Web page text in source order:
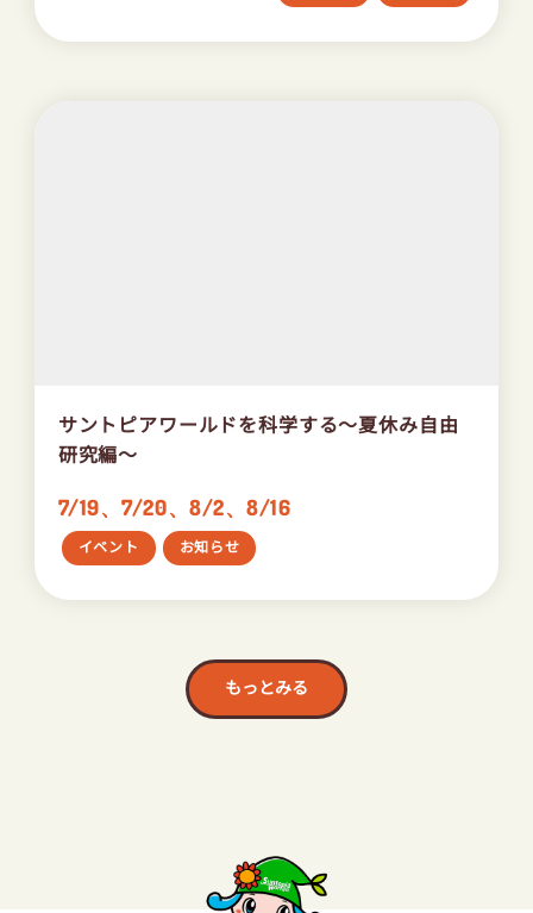
サントピアワールドを科学する～夏休み自由
研究編～
7/19、7/20、8/2、8/16
イベント お知らせ
もっとみる